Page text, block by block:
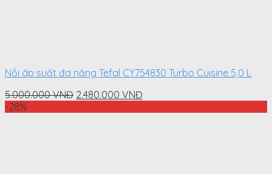
Nồi áp suất đa năng Tefal CY754830 Turbo Cuisine 5,0 L
5.000.000VNĐ Original
2.480.000 VNĐ
-28%